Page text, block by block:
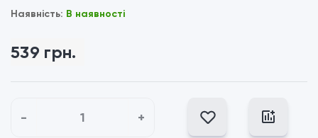
Наявність: В наявності
539 грн.
- +